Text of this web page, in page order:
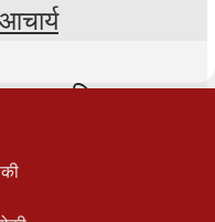
लागि थुनामा
लागि स्थगित